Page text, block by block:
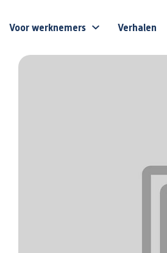
Voor werknemers Verhalen